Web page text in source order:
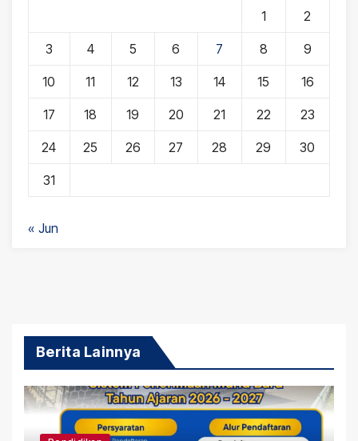
1 2
3 4 5 6 7 8 9
10 11 12 13 14 15 16
17 18 19 20 21 22 23
24 25 26 27 28 29 30
31
« Jun
Berita Lainnya